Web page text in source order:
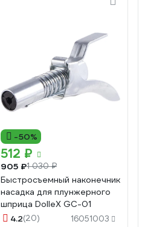
-50%
512 ₽
905 ₽1 030 ₽
Быстросъемный наконечник
насадка для плунжерного
шприца DolleX GC-01
4.2(20) 16051003